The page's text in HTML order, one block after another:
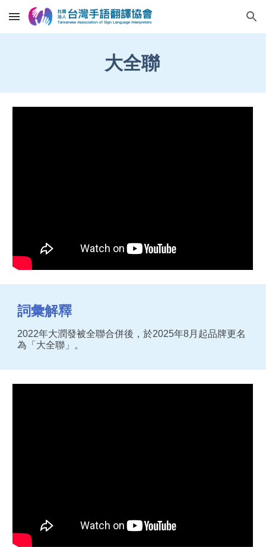
Skip to main content Skip to navigation
大全聯
詞彙解釋
2022年大潤發被全聯合併後，於2025年8月起品牌更名
為「大全聯」。